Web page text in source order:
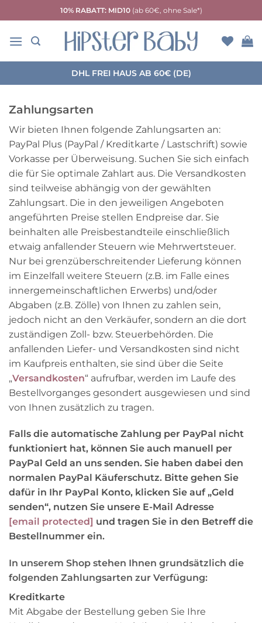
Inhalt
springen
10% RABATT: MID10(ab 60€, ohne Sale*)
DHL FREI HAUS AB 60€ (DE)
Zahlungsarten
Wir bieten Ihnen folgende Zahlungsarten an:
PayPal Plus (PayPal / Kreditkarte / Lastschrift) sowie
Vorkasse per Überweisung. Suchen Sie sich einfach
die für Sie optimale Zahlart aus. Die Versandkosten
sind teilweise abhängig von der gewählten
Zahlungsart. Die in den jeweiligen Angeboten
angeführten Preise stellen Endpreise dar. Sie
beinhalten alle Preisbestandteile einschließlich
etwaig anfallender Steuern wie Mehrwertsteuer.
Nur bei grenzüberschreitender Lieferung können
im Einzelfall weitere Steuern (z.B. im Falle eines
innergemeinschaftlichen Erwerbs) und/oder
Abgaben (z.B. Zölle) von Ihnen zu zahlen sein,
jedoch nicht an den Verkäufer, sondern an die dort
zuständigen Zoll- bzw. Steuerbehörden. Die
anfallenden Liefer- und Versandkosten sind nicht
im Kaufpreis enthalten, sie sind über die Seite
„Versandkosten“ aufrufbar, werden im Laufe des
Bestellvorganges gesondert ausgewiesen und sind
von Ihnen zusätzlich zu tragen.
Falls die automatische Zahlung per PayPal nicht
funktioniert hat, können Sie auch manuell per
PayPal Geld an uns senden. Sie haben dabei den
normalen PayPal Käuferschutz. Bitte gehen Sie
dafür in Ihr PayPal Konto, klicken Sie auf „Geld
senden“, nutzen Sie unsere E-Mail Adresse
[email protected] und tragen Sie in den Betreff die
Bestellnummer ein.
In unserem Shop stehen Ihnen grundsätzlich die
folgenden Zahlungsarten zur Verfügung:
Kreditkarte
Mit Abgabe der Bestellung geben Sie Ihre